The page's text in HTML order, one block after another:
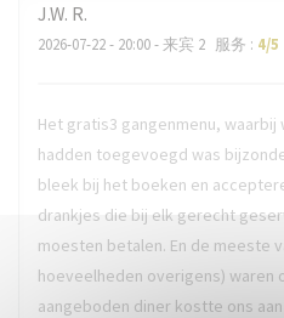
J.W. R
2026-07-22- 20:00 - 来宾 2 服务 : 4/5
Het gratis3 gangenmenu,
hadden toegevoegd was
bleek bij het boeken en
drankjes die bij elk gerecht
moesten betalen. En de meeste
hoeveelheden overigens) waren
aangeboden diner kostte ons